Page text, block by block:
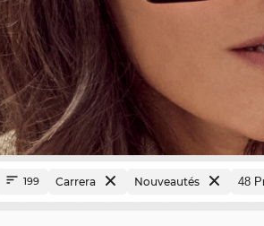
199 Carrera Nouveautés